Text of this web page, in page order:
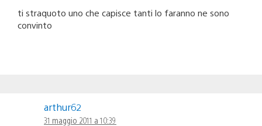
ti straquoto uno che capisce tanti lo faranno ne sono
convinto
arthur62
31 maggio 2011 a 10:39